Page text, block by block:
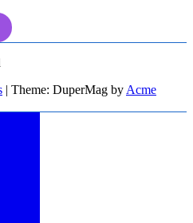
| Theme: DuperMag by Acme